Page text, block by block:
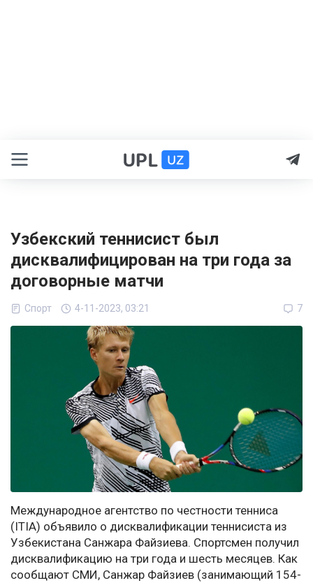
Узбекский теннисист был
дисквалифицирован на три года за
договорные матчи
Спорт 4-11-2023, 03:21 7
Международное агентство по честности тенниса
(ITIA) объявило о дисквалификации теннисиста из
Узбекистана Санжара Файзиева. Спортсмен получил
дисквалификацию на три года и шесть месяцев. Как
сообщают СМИ, Санжар Файзиев (занимающий 154-